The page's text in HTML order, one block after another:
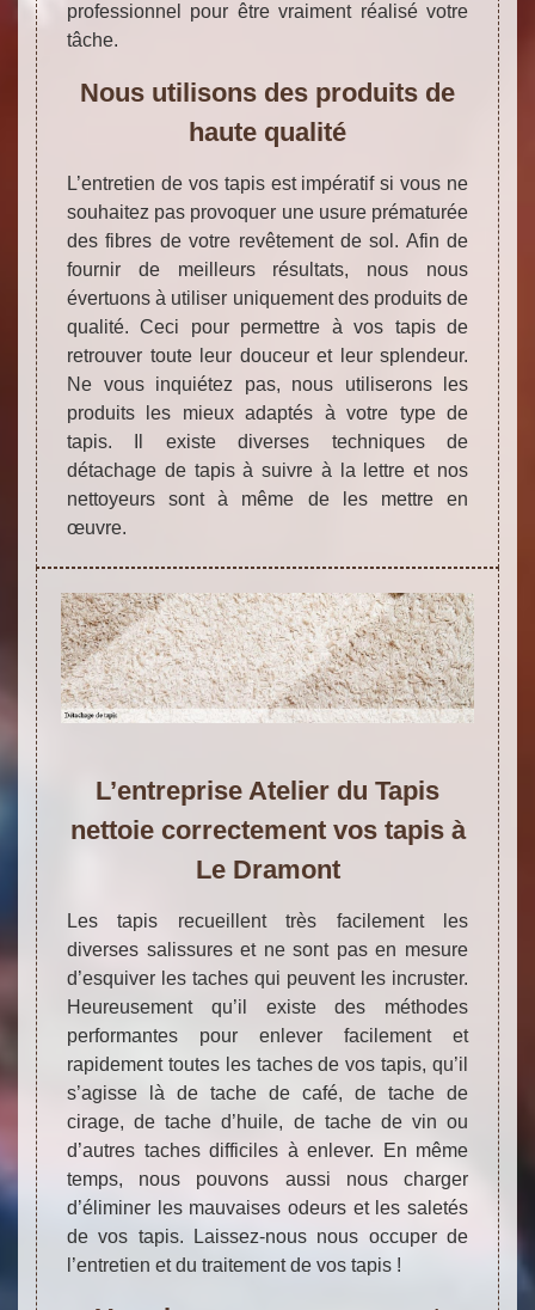
professionnel pour être vraiment réalisé votre
tâche.
Nous utilisons des produits de
haute qualité
L’entretien de vos tapis est impératif si vous ne
souhaitez pas provoquer une usure prématurée
des fibres de votre revêtement de sol. Afin de
fournir de meilleurs résultats, nous nous
évertuons à utiliser uniquement des produits de
qualité. Ceci pour permettre à vos tapis de
retrouver toute leur douceur et leur splendeur.
Ne vous inquiétez pas, nous utiliserons les
produits les mieux adaptés à votre type de
tapis. Il existe diverses techniques de
détachage de tapis à suivre à la lettre et nos
nettoyeurs sont à même de les mettre en
œuvre.
L’entreprise Atelier du Tapis
nettoie correctement vos tapis à
Le Dramont
Les tapis recueillent très facilement les
diverses salissures et ne sont pas en mesure
d’esquiver les taches qui peuvent les incruster.
Heureusement qu’il existe des méthodes
performantes pour enlever facilement et
rapidement toutes les taches de vos tapis, qu’il
s’agisse là de tache de café, de tache de
cirage, de tache d’huile, de tache de vin ou
d’autres taches difficiles à enlever. En même
temps, nous pouvons aussi nous charger
d’éliminer les mauvaises odeurs et les saletés
de vos tapis. Laissez-nous nous occuper de
l’entretien et du traitement de vos tapis !